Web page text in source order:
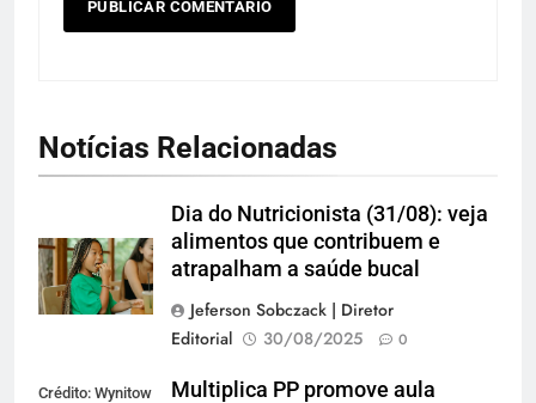
Notícias Relacionadas
Dia do Nutricionista (31/08): veja
alimentos que contribuem e
atrapalham a saúde bucal
Jeferson Sobczack | Diretor
Editorial
30/08/2025 0
Crédito: Wynitow
Multiplica PP promove aula